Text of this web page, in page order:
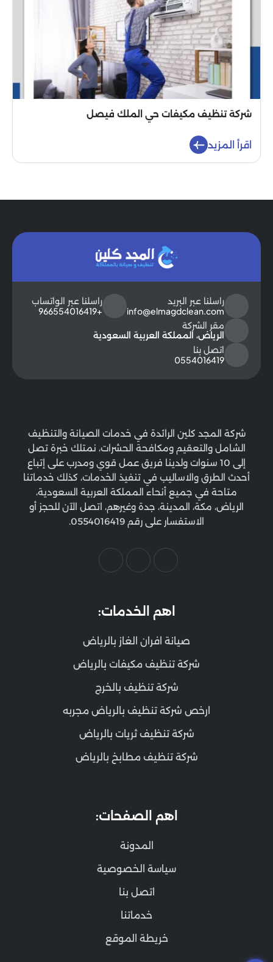
شركة تنظيف مكيفات حي الملك فيصل
اقرأ المزيد
راسلنا عبر البريد
info@elmagdclean.com
راسلنا عبر الواتساب
+966554016419
مقر الشركة
الرياض، المملكة العربية السعودية
اتصل بنا
0554016419
شركة المجد كلين الرائدة في خدمات الصيانة والتنظيف
الشامل والتعقيم ومكافحة الحشرات، نمتلك خبرة تصل
إلى 10 سنوات ولدينا فريق عمل قوي ومدرب على إتباع
أحدث الطرق والاساليب في تنفيذ الخدمات، كذلك خدماتنا
متاحة في جميع أنحاء المملكة العربية السعودية،
الرياض، مكة، المدينة، جدة وغيرهم، اتصل الآن للحجز أو
الاستفسار على رقم 0554016419.
اهم الخدمات:
صيانة افران الغاز بالرياض
شركة تنظيف مكيفات بالرياض
شركة تنظيف بالخرج
ارخص شركة تنظيف بالرياض مجربه
شركة تنظيف ثريات بالرياض
شركة تنظيف مطابخ بالرياض
اهم الصفحات:
المدونة
سياسة الخصوصية
اتصل بنا
خدماتنا
خريطة الموقع